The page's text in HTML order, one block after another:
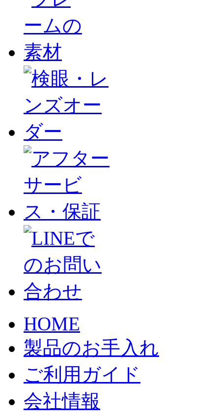
HOME
製品のお手入れ
ご利用ガイド
会社情報